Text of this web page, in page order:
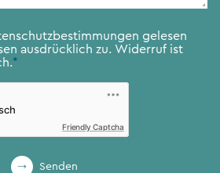
gelesen
ausdrücklich zu. Widerruf ist
*
Friendly Captcha
Senden